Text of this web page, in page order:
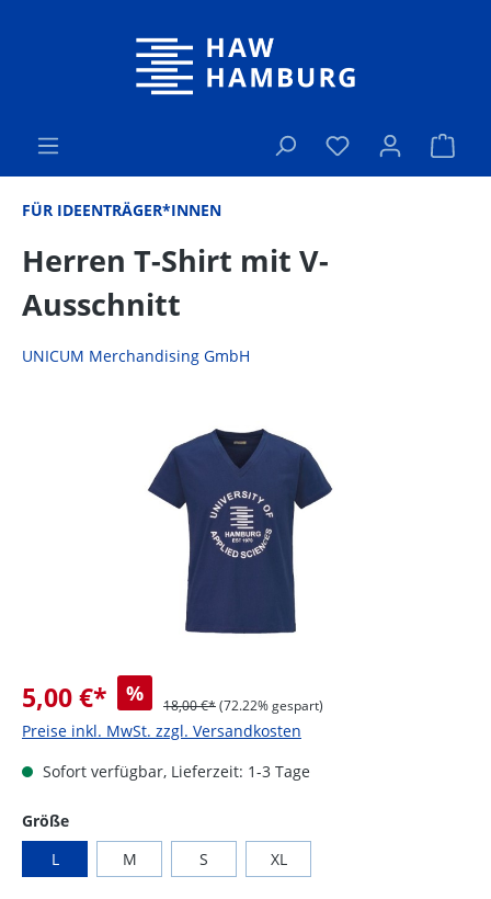
FÜR IDEENTRÄGER*INNEN
Herren T-Shirt mit V-
Ausschnitt
UNICUM Merchandising GmbH
5,00 €* % 18,00 €*(72.22% gespart)
Preise inkl. MwSt. zzgl. Versandkosten
Sofort verfügbar, Lieferzeit: 1-3 Tage
Größeauswählen
L
M S XL